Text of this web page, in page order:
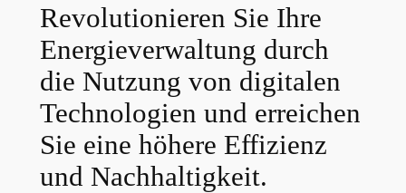
Revolutionieren Sie Ihre
Energieverwaltung durch
die Nutzung von digitalen
Technologien und erreichen
Sie eine höhere Effizienz
und Nachhaltigkeit.